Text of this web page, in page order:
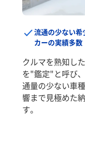
流通の少ない
カーの実績多数
クルマを熟知し
を"鑑定"と呼び
通量の少ない車
響まで見極めた
す。